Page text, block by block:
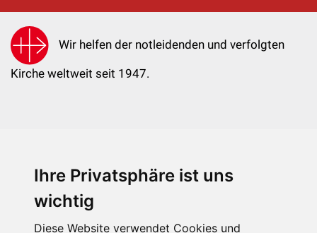
Ihre Privatsphäre ist uns
wichtig
Diese Website verwendet Cookies und
Wir helfen der notleidenden und verfolgten
Kirche weltweit seit 1947.
KIRCHE IN NOT - Österreich